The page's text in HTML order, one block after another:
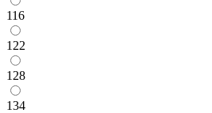
116
122
128
134